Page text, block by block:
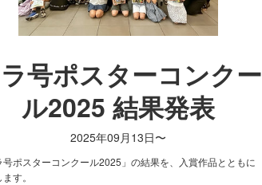
号ポスターコンクー
ル2025 結果発表
2025年09月13日〜
号ポスターコンクール2025」の結果を、入賞作品とともに
す。